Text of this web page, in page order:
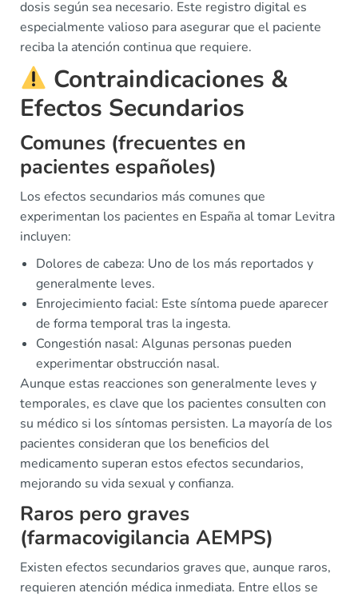
dosis según sea necesario. Este registro digital es
especialmente valioso para asegurar que el paciente
reciba la atención continua que requiere.
Contraindicaciones &
Efectos Secundarios
Comunes (frecuentes en
pacientes españoles)
Los efectos secundarios más comunes que
experimentan los pacientes en España al tomar Levitra
incluyen:
Dolores de cabeza: Uno de los más reportados y
generalmente leves.
Enrojecimiento facial: Este síntoma puede aparecer
de forma temporal tras la ingesta.
Congestión nasal: Algunas personas pueden
experimentar obstrucción nasal.
Aunque estas reacciones son generalmente leves y
temporales, es clave que los pacientes consulten con
su médico si los síntomas persisten. La mayoría de los
pacientes consideran que los beneficios del
medicamento superan estos efectos secundarios,
mejorando su vida sexual y confianza.
Raros pero graves
(farmacovigilancia AEMPS)
Existen efectos secundarios graves que, aunque raros,
requieren atención médica inmediata. Entre ellos se